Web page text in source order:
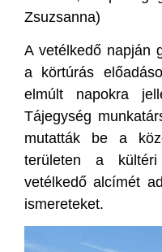
Zsuzsanna)
A vetélkedő napján
a körtúrás
elmúlt napokra
Tájegység
mutatták be a
területen a
vetélkedő alcímét
ismereteket.